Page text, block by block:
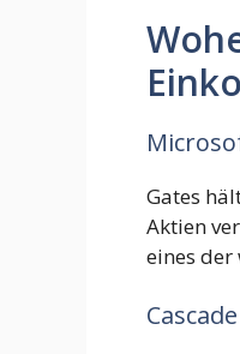
Gates
Aktien
eines